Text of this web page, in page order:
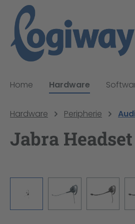
Home Hardware
Hardware Peripherie
Jabra
Bildergalerie überspringen